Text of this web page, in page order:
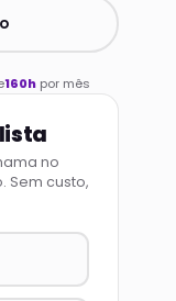
160h por mês
no
Sem custo,